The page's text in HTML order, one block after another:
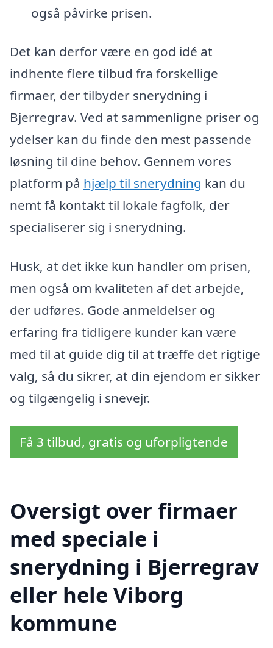
også påvirke prisen.
Det kan derfor være en god idé at
indhente flere tilbud fra forskellige
firmaer, der tilbyder snerydning i
Bjerregrav. Ved at sammenligne priser og
ydelser kan du finde den mest passende
løsning til dine behov. Gennem vores
platform på hjælp til snerydning kan du
nemt få kontakt til lokale fagfolk, der
specialiserer sig i snerydning.
Husk, at det ikke kun handler om prisen,
men også om kvaliteten af det arbejde,
der udføres. Gode anmeldelser og
erfaring fra tidligere kunder kan være
med til at guide dig til at træffe det rigtige
valg, så du sikrer, at din ejendom er sikker
og tilgængelig i snevejr.
Få 3 tilbud, gratis og uforpligtende
Oversigt over firmaer
med speciale i
snerydning i Bjerregrav
eller hele Viborg
kommune